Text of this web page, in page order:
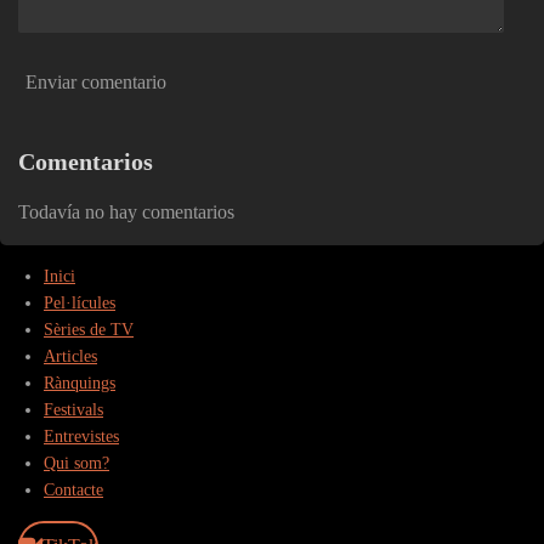
Enviar comentario
Comentarios
Todavía no hay comentarios
Inici
Pel·lícules
Sèries de TV
Articles
Rànquings
Festivals
Entrevistes
Qui som?
Contacte